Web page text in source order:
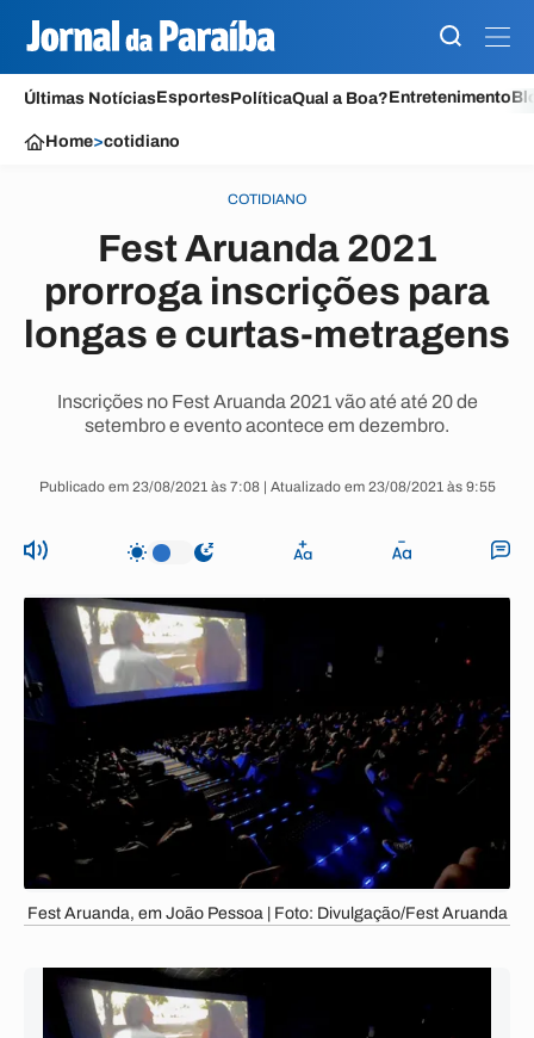
Últimas NotíciasEsportesPolíticaQual a Boa?Entretenimento
Home>cotidiano
COTIDIANO
Fest Aruanda 2021
prorroga inscrições para
longas e curtas-metragens
Inscrições no Fest Aruanda 2021 vão até até 20 de
setembro e evento acontece em dezembro.
Publicado em 23/08/2021 às 7:08 | Atualizado em 23/08/2021 às 9:55
Fest Aruanda, em João Pessoa | Foto: Divulgação/Fest Aruanda